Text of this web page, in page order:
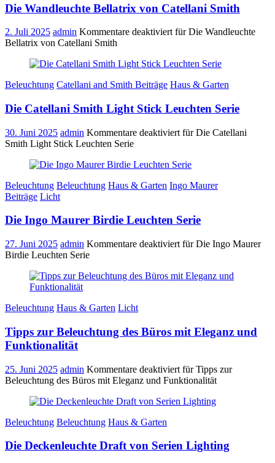
Die Wandleuchte Bellatrix von Catellani Smith
2. Juli 2025 admin Kommentare deaktiviert für Die Wandleuchte
Bellatrix von Catellani Smith
Beleuchtung Catellani and Smith Beiträge Haus & Garten
Die Catellani Smith Light Stick Leuchten Serie
30. Juni 2025 admin Kommentare deaktiviert für Die Catellani
Smith Light Stick Leuchten Serie
Beleuchtung Beleuchtung Haus & Garten Ingo Maurer
Beiträge Licht
Die Ingo Maurer Birdie Leuchten Serie
27. Juni 2025 admin Kommentare deaktiviert für Die Ingo Maurer
Birdie Leuchten Serie
Beleuchtung Haus & Garten Licht
Tipps zur Beleuchtung des Büros mit Eleganz und
Funktionalität
25. Juni 2025 admin Kommentare deaktiviert für Tipps zur
Beleuchtung des Büros mit Eleganz und Funktionalität
Beleuchtung Beleuchtung Haus & Garten
Die Deckenleuchte Draft von Serien Lighting